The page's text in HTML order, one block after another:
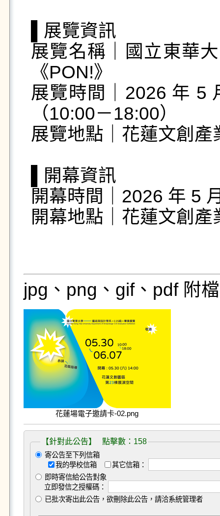
▌展覽資訊
展覽名稱｜國立東華
《PON!》
展覽時間｜2026 年 5
（10:00－18:00）
展覽地點｜花蓮文創
▌開幕資訊
開幕時間｜2026 年 5
開幕地點｜花蓮文創
jpg、png、gif、pdf 附
花蓮場電子邀請卡-02.png
【針對此公告】 點擊數：158
寄公告至下列信箱
我的學校信箱
其它信箱：
即時寄信給公告對象
立即發信之授權碼：
已批次寄出此公告，欲刪除此公告，請洽系統管理者